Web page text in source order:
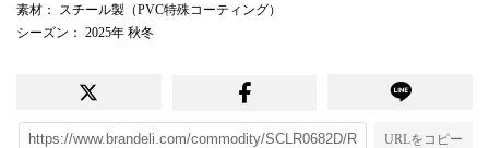
素材 ： スチール製（PVC特殊コーティング）
シーズン ： 2025年 秋冬
URLをコピー